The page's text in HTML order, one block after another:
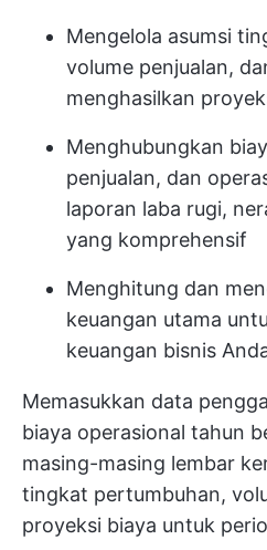
Mengelola asumsi
volume penjualan,
menghasilkan
Menghubungkan
penjualan, dan
laporan laba rugi,
yang komprehensif
Menghitung dan
keuangan utama
keuangan bisnis
Memasukkan data
biaya operasional tahun
masing-masing lembar
tingkat pertumbuhan,
proyeksi biaya untuk